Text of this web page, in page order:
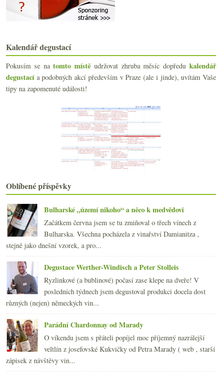
Není sladké, nemá chybu. Čtyři body.
Na ochutnávce Leone de Castris
Dvě šardonky a burgundská šunka
Šťastnou ruku se Svatomartinským a něco ke snouben...
Tři zajímavá Beaujolais z Domaine de Thulon
Kraus Sekt, bio vlašák od Spielbergu, Petit Edelsp...
Henri Bourgeois a jeho novozélandský pinot
Prosecco – vše důležité na úvod
Sympatický šampaňský dům Chapuy
► června(17)
►května(21)
►dubna
►března
►února(20)
ledna (22)
2012
2011 (252)
►2010(249)
►2009(249)
►2008(270)
►2007(108)
Kalendář degustací
Pokusím se natomto místě udržovat zhruba měsíc dopředukalendář
degustacía podobných akcí především v Praze (ale i jinde), uvítám Vaše
tipy na zapomenuté události!
Oblíbené příspěvky
Bulharské „území nikoho“ a něco k medvědovi
Začátkem června jsem se tu zmiňoval o třech vínech z
Bulharska. Všechna pocházela z vinařství Damianitza ,
stejně jako dnešní vzorek, a pro...
Degustace Werther-Windisch a Peter Stolleis
Ryzlinkové (a bublinové) počasí zase klepe na dveře! V
posledních týdnech jsem degustoval produkci docela dost
různých (nejen) německých vin...
Parádní Chardonnay od Marady
O víkendu jsem s přáteli popíjel moc příjemný nazrálejší
veltlín z josefovské Kukvičky od Petra Marady ( web , starší
zápisek z návštěvy vin...